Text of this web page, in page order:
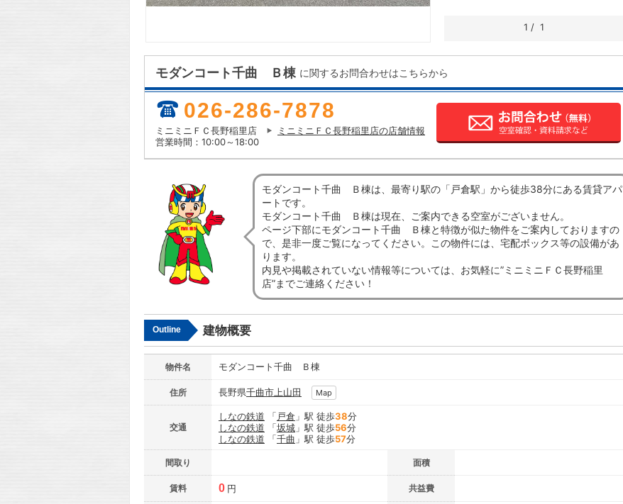
1 / 1
モダンコート千曲 Ｂ棟 に関するお問合わせはこちらから
026-286-7878
ミニミニＦＣ長野稲里店
ミニミニＦＣ長野稲里店の店舗情報
営業時間：10:00～18:00
モダンコート千曲 Ｂ棟は、最寄り駅の「戸倉駅」から徒歩38分にある賃貸アパ
ートです。
モダンコート千曲 Ｂ棟は現在、ご案内できる空室がございません。
ページ下部にモダンコート千曲 Ｂ棟と特徴が似た物件をご案内しておりますの
で、是非一度ご覧になってください。この物件には、宅配ボックス等の設備があ
ります。
内見や掲載されていない情報等については、お気軽に”ミニミニＦＣ長野稲里
店”までご連絡ください！
Outline 建物概要
物件名 モダンコート千曲 Ｂ棟
住所 長野県千曲市 上山田 Map
交通
しなの鉄道 「戸倉 」駅 徒歩38分
しなの鉄道 「坂城 」駅 徒歩56分
しなの鉄道 「千曲 」駅 徒歩57分
間取り 面積
賃料 0 円 共益費